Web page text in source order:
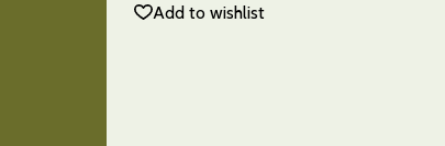
Add to wishlist